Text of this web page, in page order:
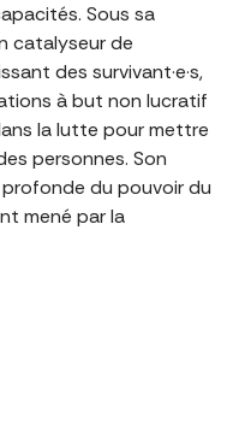
Sous sa
catalyseur de
des survivant·e·s,
à but non lucratif
la lutte pour mettre
personnes. Son
du pouvoir du
mené par la